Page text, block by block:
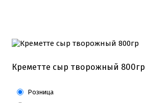
Креметте сыр творожный 800гр
Розница